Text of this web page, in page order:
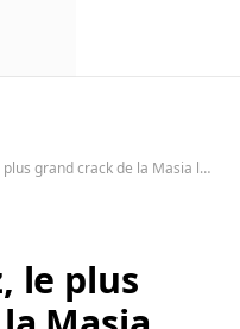
crack de la Masia lancé à Valladolid
le plus